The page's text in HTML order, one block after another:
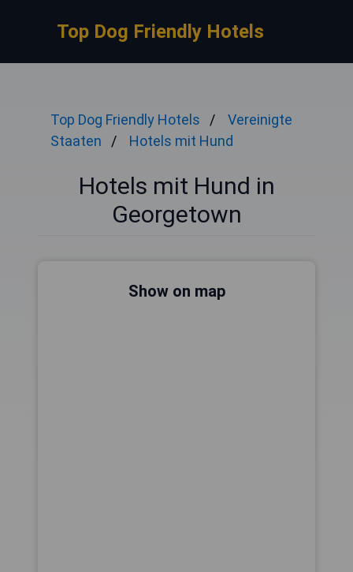
Top Dog Friendly Hotels
Top Dog Friendly Hotels
Vereinigte
Staaten
Hotels mit Hund
Hotels mit Hund in
Georgetown
Show on map